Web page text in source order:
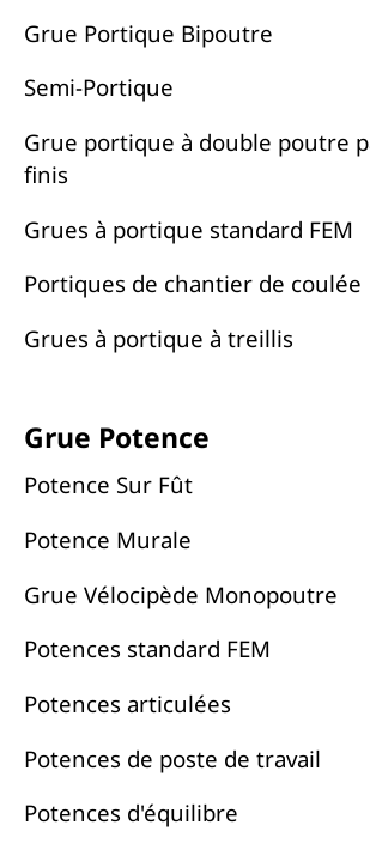
Grue Portique Bipoutre
Semi-Portique
Grue portique à double poutre
finis
Grues à portique standard FEM
Portiques de chantier de coulée
Grues à portique à treillis
Grue Potence
Potence Sur Fût
Potence Murale
Grue Vélocipède Monopoutre
Potences standard FEM
Potences articulées
Potences de poste de travail
Potences d'équilibre